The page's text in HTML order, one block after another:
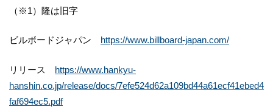
（※1）隆は旧字
ビルボードジャパン https://www.billboard-japan.com/
リリース https://www.hankyu-
hanshin.co.jp/release/docs/7efe524d62a109bd44a61ecf41ebed4
faf694ec5.pdf